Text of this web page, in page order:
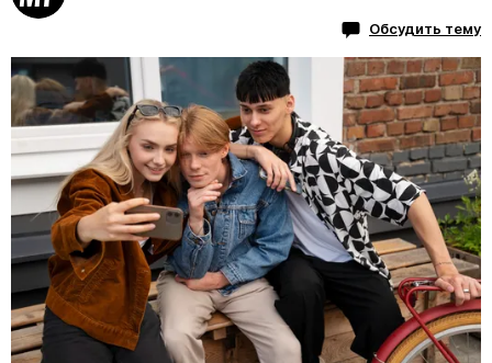
Обсудить тему